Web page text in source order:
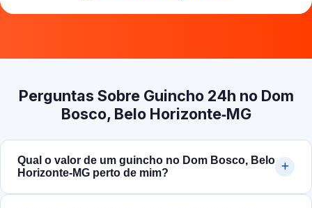
Perguntas Sobre Guincho 24h no Dom
Bosco, Belo Horizonte‑MG
Qual o valor de um guincho no Dom Bosco, Belo
Horizonte‑MG perto de mim?